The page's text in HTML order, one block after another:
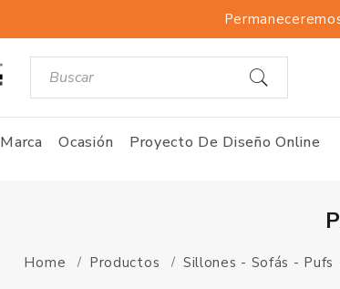
Marca Ocasión Proyecto De Diseño Online
Home Productos Sillones - Sofás - Pufs